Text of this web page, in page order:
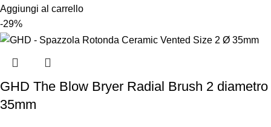
Aggiungi al carrello
-29%
GHD The Blow Bryer Radial Brush 2 diametro
35mm